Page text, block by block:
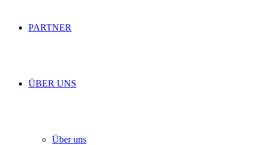
PARTNER
ÜBER UNS
Über uns